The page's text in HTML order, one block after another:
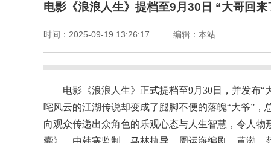
电影《浪浪人生》提档至9月30日 “大哥回
时间： 2025-09-19 13:26:17 编辑： 本站
电影《浪浪人生》正式提档至9月30日，并发布
咤风云的江湖传说却变成了腿脚不便的落魄“大爷”
向观众传递出众角色的乐观心态与人生智慧，令人
囊》，由韩寒监制，马林执导，周运海编剧，黄渤